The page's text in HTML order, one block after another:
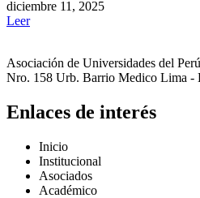
diciembre 11, 2025
Leer
Asociación de Universidades del
Nro. 158 Urb. Barrio Medico Lima -
Enlaces de interés
Inicio
Institucional
Asociados
Académico